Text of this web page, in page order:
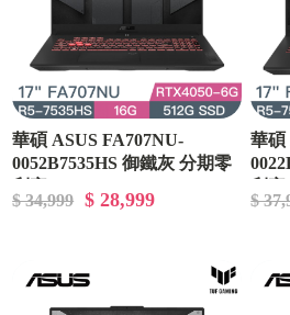
華碩 ASUS FA707NU-
0052B7535HS 御鐵灰 分期零
$ 34,999 $ 28,999
華碩
$